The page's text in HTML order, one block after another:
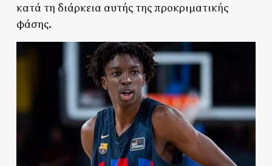
κατά τη διάρκεια αυτής της προκριματικής
φάσης.